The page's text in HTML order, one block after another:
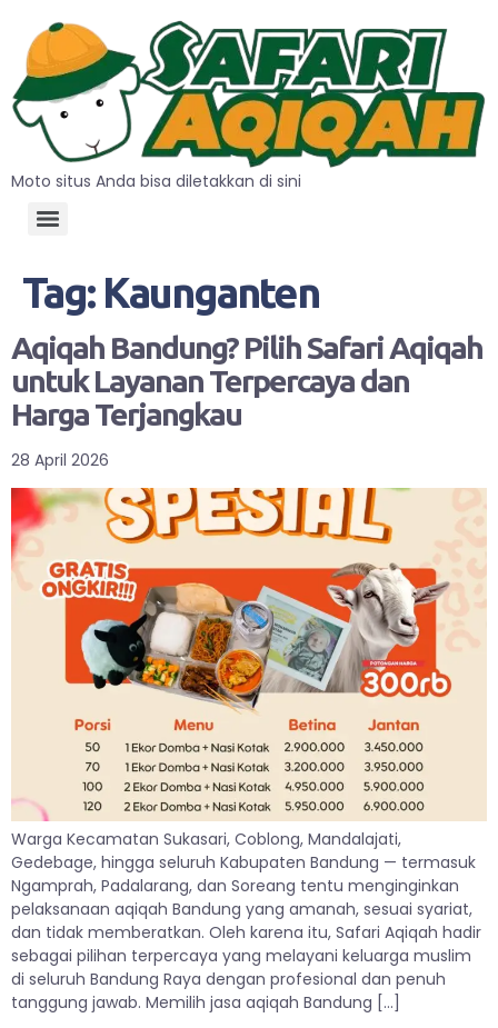
Moto situs Anda bisa diletakkan di sini
Tag: Kaunganten
Aqiqah Bandung? Pilih Safari Aqiqah
untuk Layanan Terpercaya dan
Harga Terjangkau
28 April 2026
Warga Kecamatan Sukasari, Coblong, Mandalajati,
Gedebage, hingga seluruh Kabupaten Bandung — termasuk
Ngamprah, Padalarang, dan Soreang tentu menginginkan
pelaksanaan aqiqah Bandung yang amanah, sesuai syariat,
dan tidak memberatkan. Oleh karena itu, Safari Aqiqah hadir
sebagai pilihan terpercaya yang melayani keluarga muslim
di seluruh Bandung Raya dengan profesional dan penuh
tanggung jawab. Memilih jasa aqiqah Bandung […]